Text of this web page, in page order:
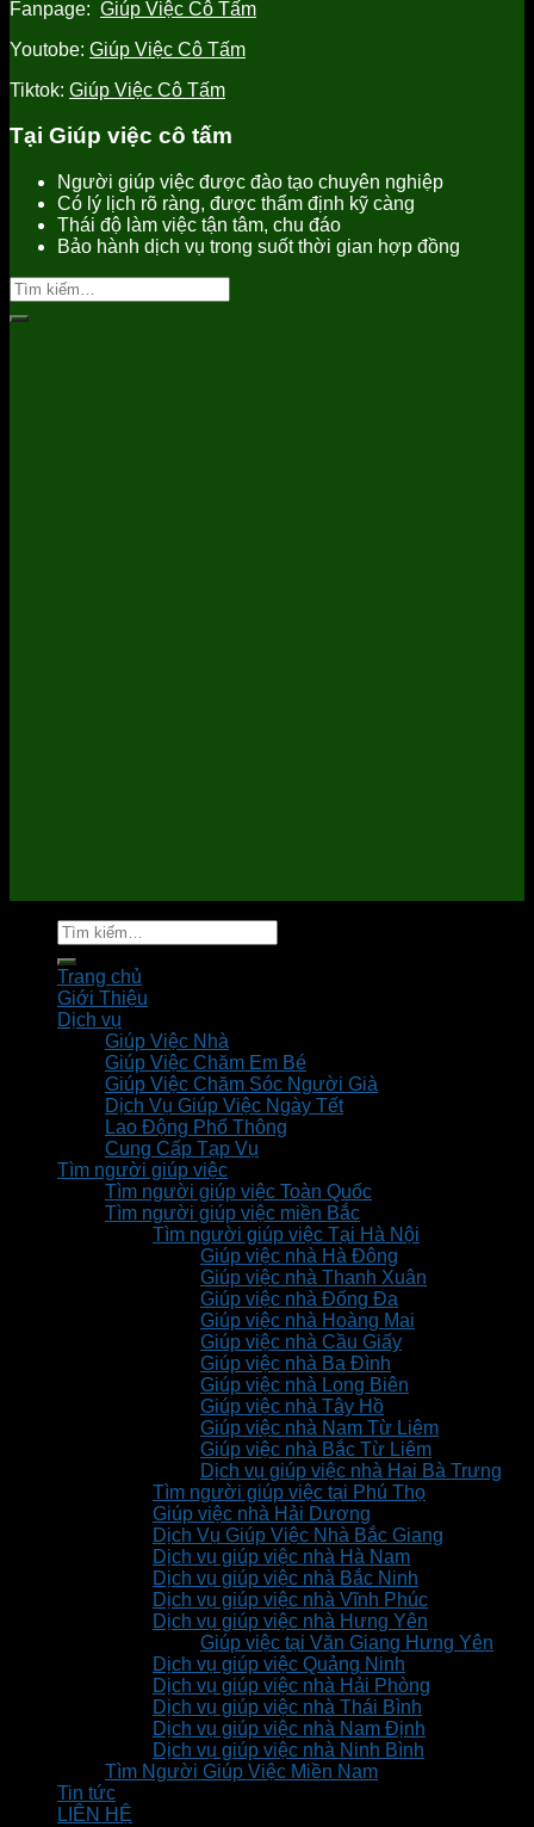
Fanpage: Giúp Việc Cô Tấm
Youtobe: Giúp Việc Cô Tấm
Tiktok: Giúp Việc Cô Tấm
Tại Giúp việc cô tấm
Người giúp việc được đào tạo chuyên nghiệp
Có lý lịch rõ ràng, được thẩm định kỹ càng
Thái độ làm việc tận tâm, chu đáo
Bảo hành dịch vụ trong suốt thời gian hợp đồng
Tìm
kiếm:
Tìm
kiếm:
Trang chủ
Giới Thiệu
Dịch vụ
Giúp Việc Nhà
Giúp Việc Chăm Em Bé
Giúp Việc Chăm Sóc Người Già
Dịch Vụ Giúp Việc Ngày Tết
Lao Động Phổ Thông
Cung Cấp Tạp Vụ
Tìm người giúp việc
Tìm người giúp việc Toàn Quốc
Tìm người giúp việc miền Bắc
Tìm người giúp việc Tại Hà Nội
Giúp việc nhà Hà Đông
Giúp việc nhà Thanh Xuân
Giúp việc nhà Đống Đa
Giúp việc nhà Hoàng Mai
Giúp việc nhà Cầu Giấy
Giúp việc nhà Ba Đình
Giúp việc nhà Long Biên
Giúp việc nhà Tây Hồ
Giúp việc nhà Nam Từ Liêm
Giúp việc nhà Bắc Từ Liêm
Dịch vụ giúp việc nhà Hai Bà Trưng
Tìm người giúp việc tại Phú Thọ
Giúp việc nhà Hải Dương
Dịch Vụ Giúp Việc Nhà Bắc Giang
Dịch vụ giúp việc nhà Hà Nam
Dịch vụ giúp việc nhà Bắc Ninh
Dịch vụ giúp việc nhà Vĩnh Phúc
Dịch vụ giúp việc nhà Hưng Yên
Giúp việc tại Văn Giang Hưng Yên
Dịch vụ giúp việc Quảng Ninh
Dịch vụ giúp việc nhà Hải Phòng
Dịch vụ giúp việc nhà Thái Bình
Dịch vụ giúp việc nhà Nam Định
Dịch vụ giúp việc nhà Ninh Bình
Tìm Người Giúp Việc Miền Nam
Tin tức
LIÊN HỆ